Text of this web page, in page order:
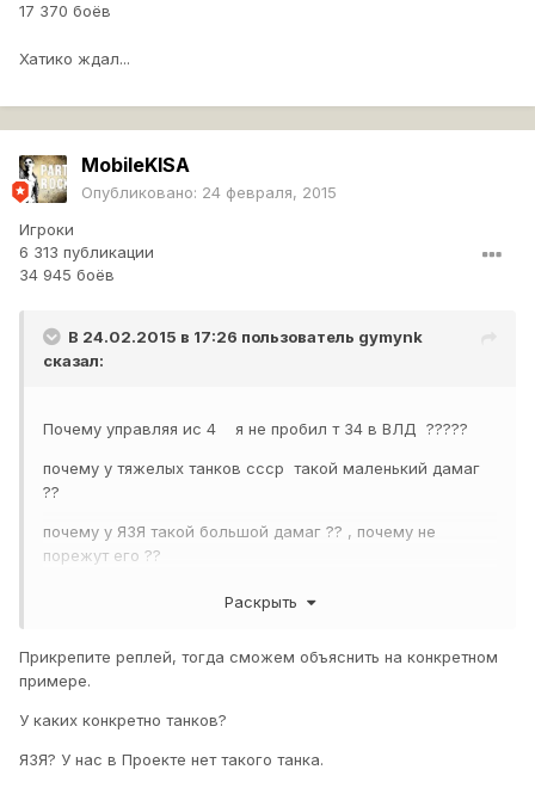
17 370 боёв
Хатико ждал...
MobileKlSA
Опубликовано: 24 февраля, 2015
Игроки
6 313 публикации
34 945 боёв
В 24.02.2015 в 17:26 пользователь gymynk
сказал:
Почему управляя ис 4 я не пробил т 34 в ВЛД ?????
почему у тяжелых танков ссср такой маленький дамаг
??
почему у ЯЗЯ такой большой дамаг ?? , почему не
порежут его ??
почему пт пропадают с засвета находясь от тебя 20
почему распределение игроков в случайных боях , до
ужаса не понятное ??
Раскрыть
Прикрепите реплей, тогда сможем объяснить на конкретном
примере.
У каких конкретно танков?
ЯЗЯ? У нас в Проекте нет такого танка.